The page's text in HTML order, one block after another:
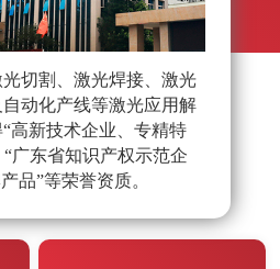
切割、激光焊接、激光
动化产线等激光应用解
高新技术企业、专精特
“广东省知识产权示范企
品”等荣誉资质。